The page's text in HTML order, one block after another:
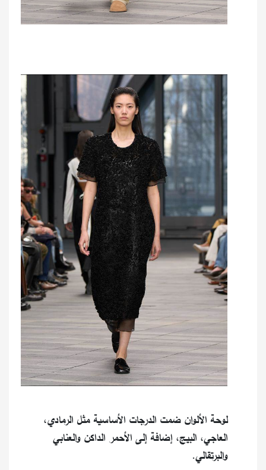
لوحة الألوان ضمت الدرجات الأساسية مثل الرمادي،
العاجي، البيج، إضافة إلى الأحمر الداكن والعنابي
والبرتقالي.